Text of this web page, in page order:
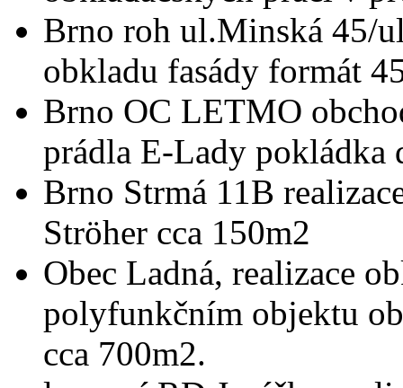
Brno roh ul.Minská 45/
obkladu fasády formát
Brno OC LETMO
prádla E-Lady
Brno Strmá 11B
Ströher cca 150m2
Obec Ladná, realizace
polyfunkčním objektu
cca 700m2.